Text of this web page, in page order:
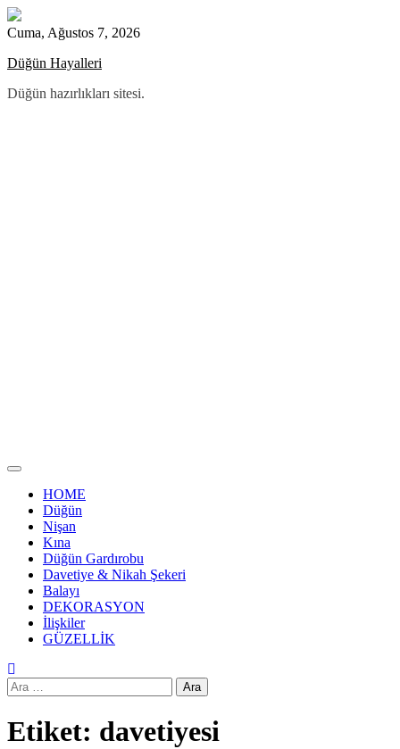
Skip
to
Cuma, Ağustos 7, 2026
Düğün Hayalleri
Düğün hazırlıkları sitesi.
HOME
Düğün
Nişan
Kına
Düğün Gardırobu
Davetiye & Nikah Şekeri
Balayı
DEKORASYON
İlişkiler
GÜZELLİK
Arama:
Etiket: davetiyesi